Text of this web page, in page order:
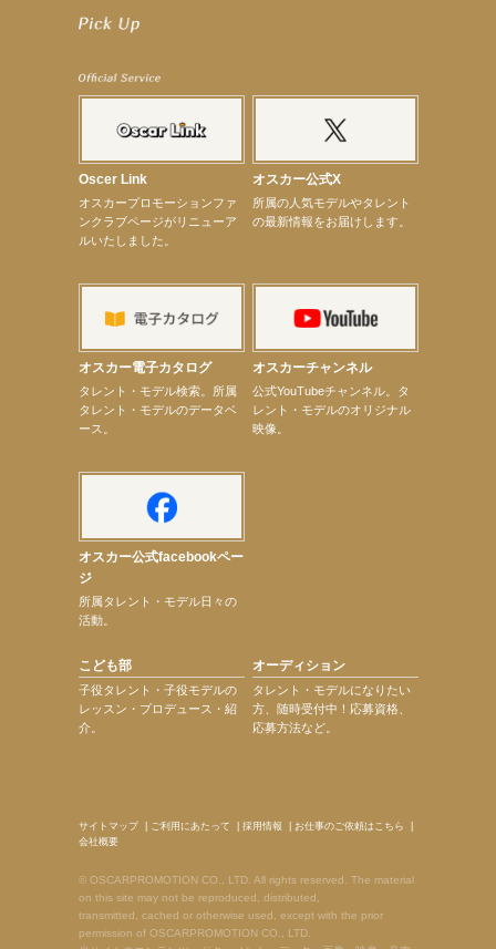
【武井咲】ENFÖLD 2026 PF/FW archetypeに登場！
【elfin’】8月16日（日）「全世界」発売記念イベント決定！
【elfin’】7thシングル『全世界』がFM TANABEでO.A.決定♪
【昆虫ハンター牧田習】宝塚市立手塚治虫記念館トークショー＆宝塚文化芸術センター昆虫展示イ
ショーゲスト出演！
【定本楓馬】WEB DIGVII 連載企画『東京23時』に登場！
【髙橋ひかる】7月雑誌掲載情報
【elfin’】7thシングル『全世界』がFMふくろうでパワープレイO.A.決定
【elfin’】【辻美優】8月28日（金）「辻美優(elfin’)グレイテスト・ショー」に出演決定！
【elfin’】9月27日（日）「Beauty Voice Theater Reboot Vol.3」開催決定！
【本田紗来】「Ray」9月号発売中！
【宇垣美里】「マンガ【推しの子】展‐星のキセキ‐」オープニングイベント
Oscer Link
オスカープロモーションファ
ンクラブページがリニューア
ルいたしました。
オスカー公式X
所属の人気モデルやタレント
の最新情報をお届けします。
オスカー電子カタログ
タレント・モデル検索。所属
タレント・モデルのデータベ
ース。
オスカーチャンネル
公式YouTubeチャンネル。タ
レント・モデルのオリジナル
映像。
オスカー公式facebookペー
ジ
所属タレント・モデル日々の
活動。
こども部
子役タレント・子役モデルの
レッスン・プロデュース・紹
介。
オーディション
タレント・モデルになりたい
方、随時受付中！応募資格、
応募方法など。
サイトマップ| ご利用にあたって 採用情報 お仕事のご依頼はこちら
会社概要
© OSCARPROMOTION CO., LTD. All rights reserved. The material
on this site may not be reproduced, distributed,
transmitted, cached or otherwise used, except with the prior
permission of OSCARPROMOTION CO., LTD.